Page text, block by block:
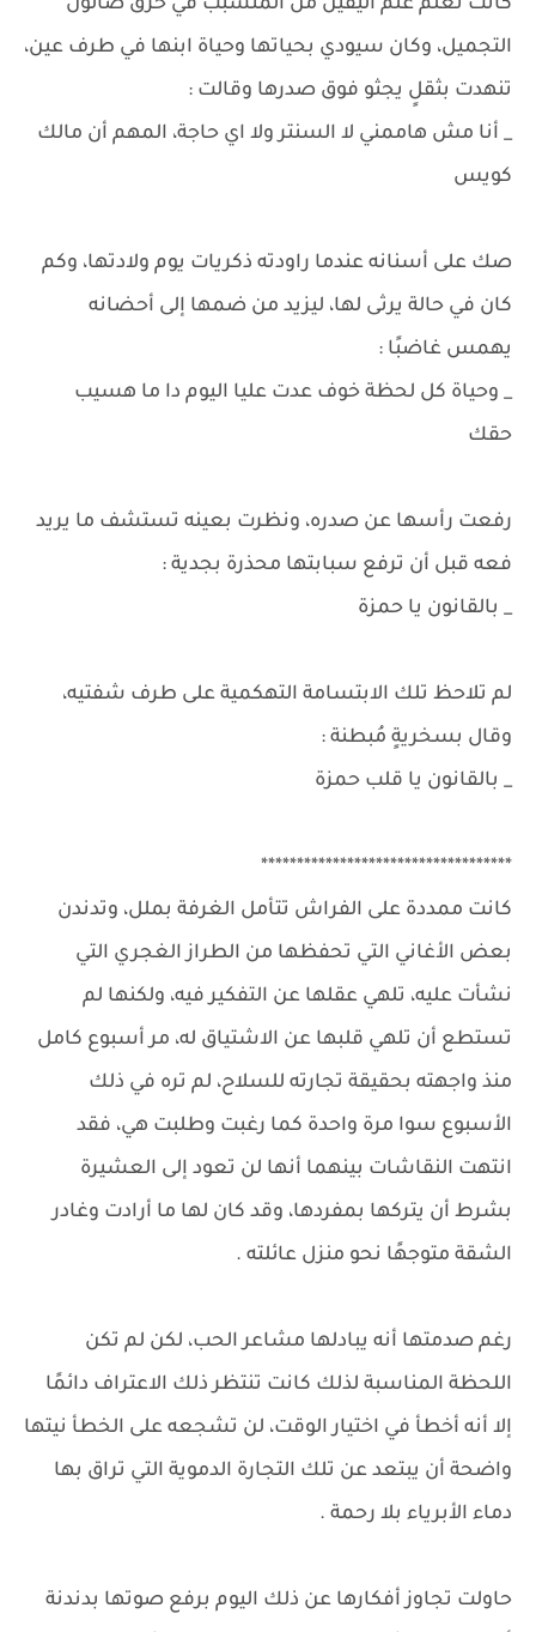
كانت تعلم علم اليقين من المتسبب في حرق صالون
التجميل، وكان سيودي بحياتها وحياة ابنها في طرف عين،
تنهدت بثقلٍ يجثو فوق صدرها وقالت :
_ أنا مش هاممني لا السنتر ولا اي حاجة، المهم أن مالك
كويس
صك على أسنانه عندما راودته ذكريات يوم ولادتها، وكم
كان في حالة يرثى لها، ليزيد من ضمها إلى أحضانه
يهمس غاضبًا :
_ وحياة كل لحظة خوف عدت عليا اليوم دا ما هسيب
حقك
رفعت رأسها عن صدره، ونظرت بعينه تستشف ما يريد
فعه قبل أن ترفع سبابتها محذرة بجدية :
_ بالقانون يا حمزة
لم تلاحظ تلك الابتسامة التهكمية على طرف شفتيه،
وقال بسخريةٍ مُبطنة :
_ بالقانون يا قلب حمزة
***********************************
كانت ممددة على الفراش تتأمل الغرفة بملل، وتدندن
بعض الأغاني التي تحفظها من الطراز الغجري التي
نشأت عليه، تلهي عقلها عن التفكير فيه، ولكنها لم
تستطع أن تلهي قلبها عن الاشتياق له، مر أسبوع كامل
منذ واجهته بحقيقة تجارته للسلاح، لم تره في ذلك
الأسبوع سوا مرة واحدة كما رغبت وطلبت هي، فقد
انتهت النقاشات بينهما أنها لن تعود إلى العشيرة
بشرط أن يتركها بمفردها، وقد كان لها ما أرادت وغادر
الشقة متوجهًا نحو منزل عائلته .
رغم صدمتها أنه يبادلها مشاعر الحب، لكن لم تكن
اللحظة المناسبة لذلك كانت تنتظر ذلك الاعتراف دائمًا
إلا أنه أخطأ في اختيار الوقت، لن تشجعه على الخطأ نيتها
واضحة أن يبتعد عن تلك التجارة الدموية التي تراق بها
دماء الأبرياء بلا رحمة .
حاولت تجاوز أفكارها عن ذلك اليوم برفع صوتها بدندنة